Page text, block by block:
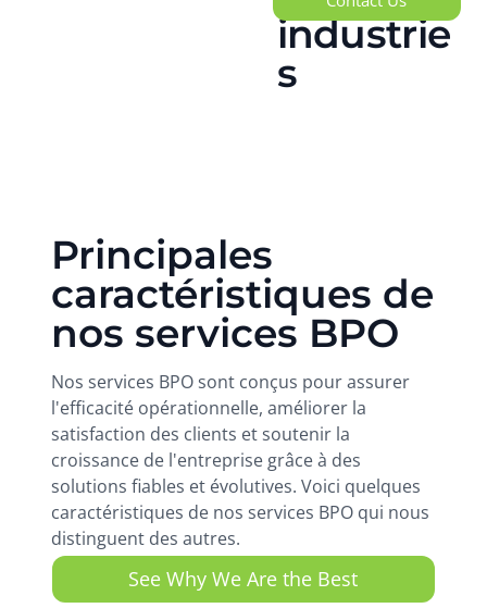
Principales
caractéristiques de
nos services BPO
Nos services BPO sont conçus pour assurer
l'efficacité opérationnelle, améliorer la
satisfaction des clients et soutenir la
croissance de l'entreprise grâce à des
solutions fiables et évolutives. Voici quelques
caractéristiques de nos services BPO qui nous
distinguent des autres.
See Why We Are the Best
industrie
s